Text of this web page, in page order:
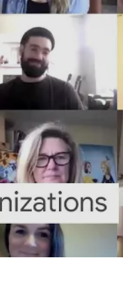
сотрудников в
Meet для
данных;